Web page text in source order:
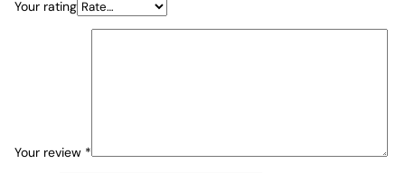
Your rating
Your review *